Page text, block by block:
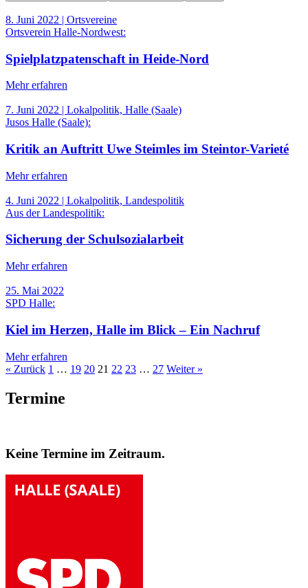
8. Juni 2022 | Ortsvereine
Ortsverein Halle-Nordwest:
Spielplatzpatenschaft in Heide-Nord
Mehr erfahren
7. Juni 2022 | Lokalpolitik, Halle (Saale)
Jusos Halle (Saale):
Kritik an Auftritt Uwe Steimles im Steintor-Varieté
Mehr erfahren
4. Juni 2022 | Lokalpolitik, Landespolitik
Aus der Landespolitik:
Sicherung der Schulsozialarbeit
Mehr erfahren
25. Mai 2022
SPD Halle:
Kiel im Herzen, Halle im Blick – Ein Nachruf
Mehr erfahren
« Zurück 1 … 19 20 21 22 23 … 27 Weiter »
Termine
Keine Termine im Zeitraum.